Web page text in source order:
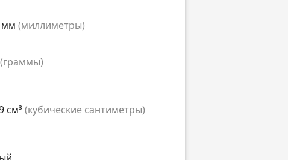
мм (миллиметры)
(граммы)
см³ (кубические сантиметры)